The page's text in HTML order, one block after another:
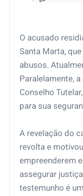
O acusado
Santa Marta,
abusos.
Paralelamente,
Conselho
para sua
A revelação do
revolta e
empreenderem
assegurar
testemunho é